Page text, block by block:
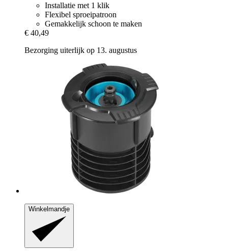
Installatie met 1 klik
Flexibel sproeipatroon
Gemakkelijk schoon te maken
€ 40,49
Bezorging uiterlijk op 13. augustus
Winkelmandje